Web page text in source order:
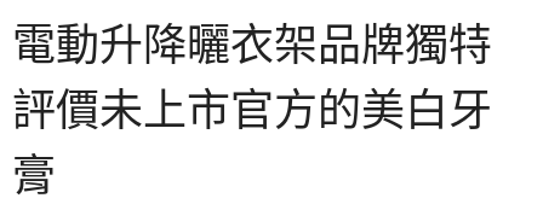
電動升降曬衣架品牌獨特
評價未上市官方的美白牙
膏